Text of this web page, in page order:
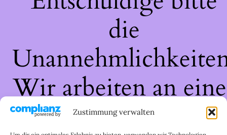
Zustimmung verwalten
die
Wir arbeiten an
großartigen Sache